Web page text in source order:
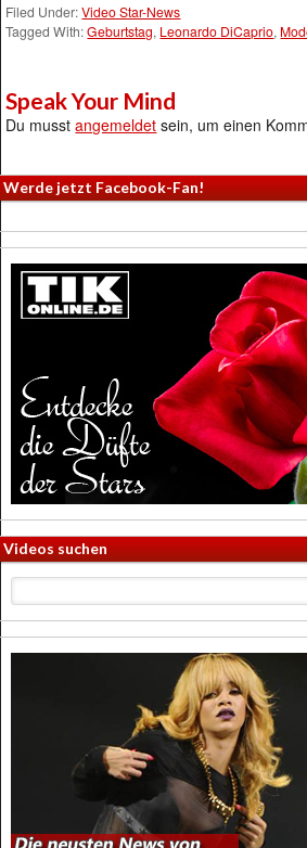
Filed Under:Video Star-News
Tagged With:Geburtstag, Leonardo DiCaprio,
Speak Your Mind
Du musstangemeldet sein, um einen
Werde jetzt Facebook-Fan!
Videos suchen